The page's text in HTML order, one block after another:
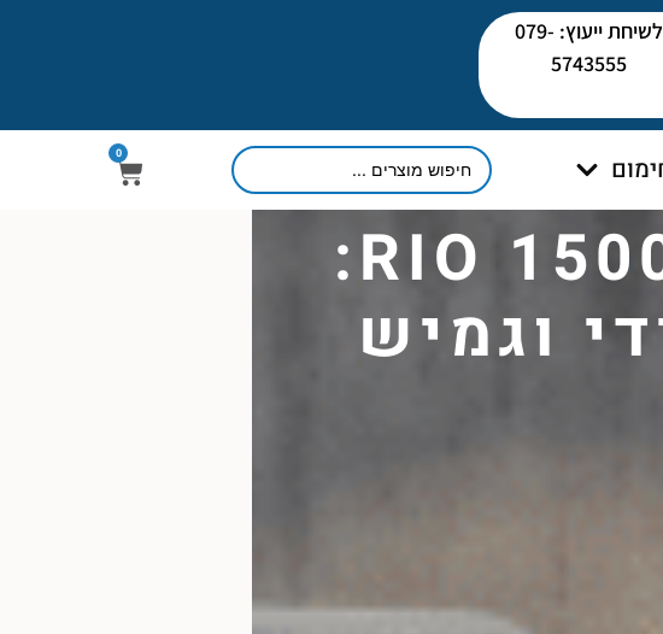
לשיחת ייעוץ: 079-
5743555
0
מקרן חום אינפרא RIO 1500:
וגמיש